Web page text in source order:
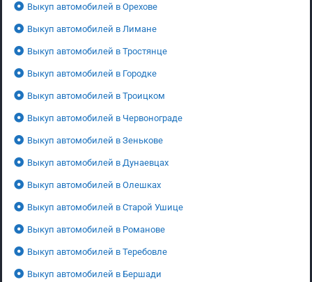
Выкуп автомобилей в Орехове
Выкуп автомобилей в Лимане
Выкуп автомобилей в Тростянце
Выкуп автомобилей в Городке
Выкуп автомобилей в Троицком
Выкуп автомобилей в Червонограде
Выкуп автомобилей в Зенькове
Выкуп автомобилей в Дунаевцах
Выкуп автомобилей в Олешках
Выкуп автомобилей в Старой Ушице
Выкуп автомобилей в Романове
Выкуп автомобилей в Теребовле
Выкуп автомобилей в Бершади